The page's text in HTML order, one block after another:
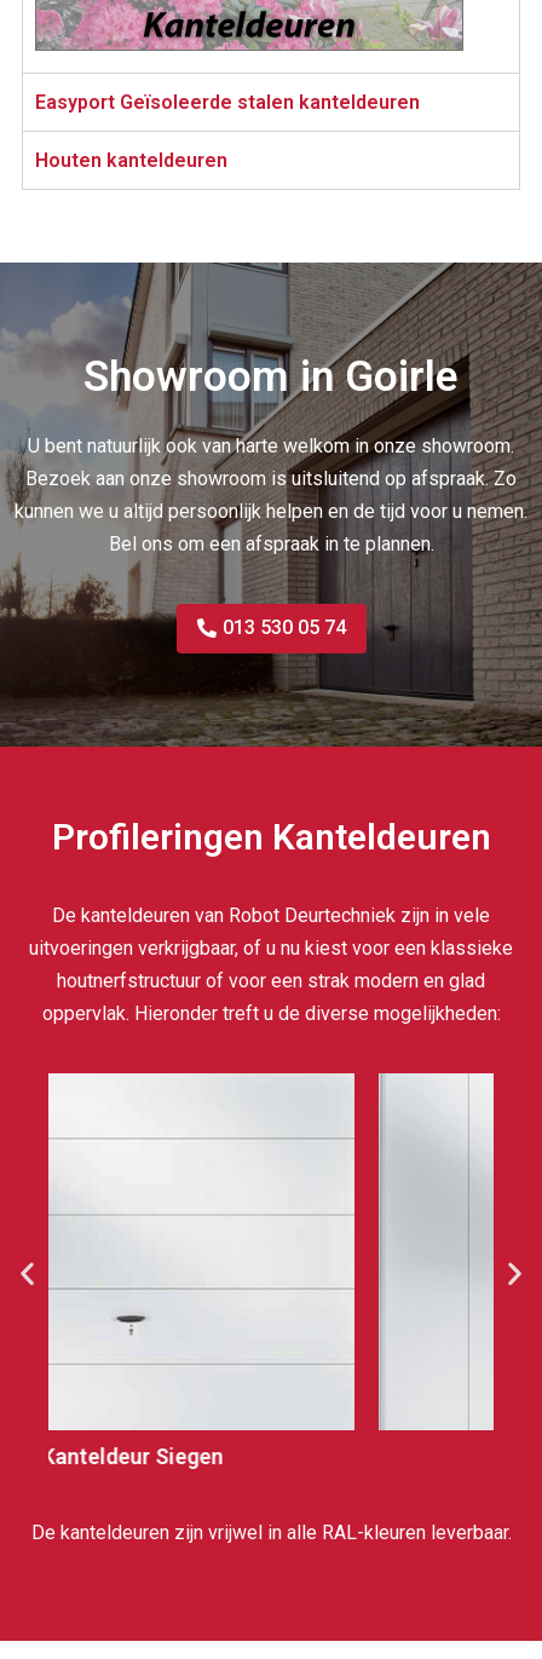
Easyport Geïsoleerde stalen kanteldeuren
Houten kanteldeuren
Showroom in Goirle
U bent natuurlijk ook van harte welkom in onze showroom.
Bezoek aan onze showroom is uitsluitend op afspraak. Zo
kunnen we u altijd persoonlijk helpen en de tijd voor u nemen.
Bel ons om een afspraak in te plannen.
013 530 05 74
Profileringen Kanteldeuren
De kanteldeuren van Robot Deurtechniek zijn in vele
uitvoeringen verkrijgbaar, of u nu kiest voor een klassieke
houtnerfstructuur of voor een strak modern en glad
oppervlak. Hieronder treft u de diverse mogelijkheden:
Kanteldeur Kreuztal
De kanteldeuren zijn vrijwel in alle RAL-kleuren leverbaar.